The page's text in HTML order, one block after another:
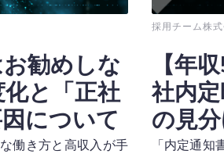
勧めしな
と「正社
について
働き方と高収入が手
採用チーム株
【年
社内
の見
「内定通